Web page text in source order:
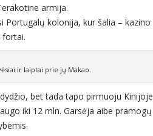
armija.
Portugalų kolonija, kur šalia – kazino
fortai.
ir laiptai prie jų Makao.
bet tada tapo pirmuoju Kinijoje
iki 12 mln. Garsėja aibe pramogų